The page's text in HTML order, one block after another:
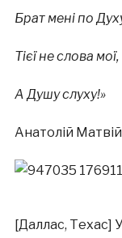
Брат мені по
Тієї не слова мої,
А Душу слуху!»
Анатолій
[Даллас, Техас]